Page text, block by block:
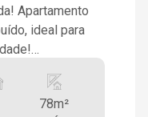
ideal para
78m²